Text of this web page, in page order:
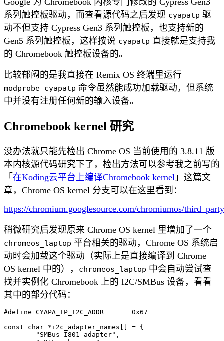
系列触控板驱动，而查看源代码之后发现 cyapatp 驱
动不但支持 Cypress Gen3 系列触控板，也支持新的
Gen5 系列触控板，这样按说 cyapatp 直接就是支持我
的 Chromebook 触控板设备的。
比较郁闷的是我直接在 Remix OS 终端里运行
modprobe cyapatp 命令虽然能成功加载驱动，但系统
中并没有注册任何新的输入设备。
Chromebook kernel 研究
没办法就只能先检出 Chrome OS 当前使用的 3.8.11 版
本内核源代码研究下了，检出方法可以参考我之前写的
「 在Koding云平台上编译Chromebook kernel 」这篇文
章，Chrome OS kernel 分支可以在这里看到：
https://chromium.googlesource.com/chromiumos/
稍微研究后发现原来 Chrome OS kernel 里增加了一个
chromeos_laptop 平台相关的驱动，Chrome OS 系统启
动时会加载这个驱动（实际上是直接编译到 Chrome
OS kernel 中的），
chromeos_laptop 中会自动尝试查
找并实例化 Chromebook 上的 I2C/SMBus 设备，看看
其中的部分代码：
#define CYAPA_TP_I2C_ADDR	0x67
const char *i2c_adapter_names[] = {